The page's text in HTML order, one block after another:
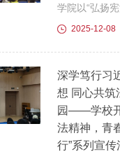
学院以“弘扬宪
法治精神”为主
月4日上午，
少年普法网“
直播准时开启
师生在报告厅
播中的宪法知
2025-12-08
深学笃行习
想 同心共筑
园——学校
法精神，青
行”系列宣传